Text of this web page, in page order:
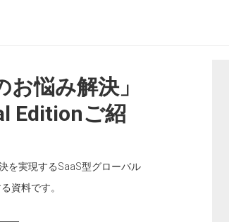
お悩み解決」
Editionご紹
を実現するSaaS型グローバル
資料です。